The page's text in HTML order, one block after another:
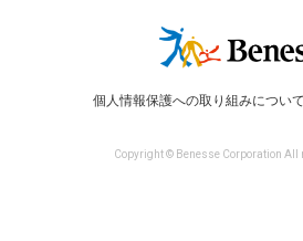
個人情報保護への取り組みについて
Copyright © Benesse Corporation All